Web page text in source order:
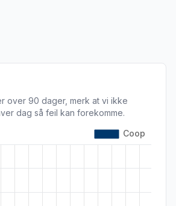
over 90 dager, merk at vi ikke
dag så feil kan forekomme.